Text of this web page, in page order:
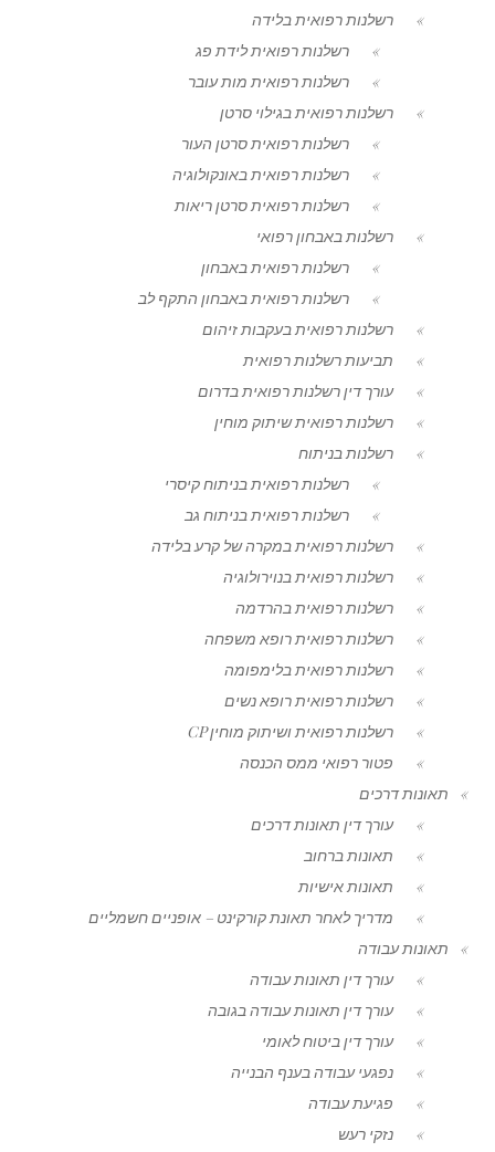
רשלנות רפואית בלידה
רשלנות רפואית לידת פג
רשלנות רפואית מות עובר
רשלנות רפואית בגילוי סרטן
רשלנות רפואית סרטן העור
רשלנות רפואית באונקולוגיה
רשלנות רפואית סרטן ריאות
רשלנות באבחון רפואי
רשלנות רפואית באבחון
רשלנות רפואית באבחון התקף לב
רשלנות רפואית בעקבות זיהום
תביעות רשלנות רפואית
עורך דין רשלנות רפואית בדרום
רשלנות רפואית שיתוק מוחין
רשלנות בניתוח
רשלנות רפואית בניתוח קיסרי
רשלנות רפואית בניתוח גב
רשלנות רפואית במקרה של קרע בלידה
רשלנות רפואית בנוירולוגיה
רשלנות רפואית בהרדמה
רשלנות רפואית רופא משפחה
רשלנות רפואית בלימפומה
רשלנות רפואית רופא נשים
רשלנות רפואית ושיתוק מוחין CP
פטור רפואי ממס הכנסה
תאונות דרכים
עורך דין תאונות דרכים
תאונות ברחוב
תאונות אישיות
מדריך לאחר תאונת קורקינט – אופניים חשמליים
תאונות עבודה
עורך דין תאונות עבודה
עורך דין תאונות עבודה בגובה
עורך דין ביטוח לאומי
נפגעי עבודה בענף הבנייה
פגיעת עבודה
נזקי רעש